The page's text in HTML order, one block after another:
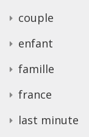
couple
enfant
famille
france
last minute